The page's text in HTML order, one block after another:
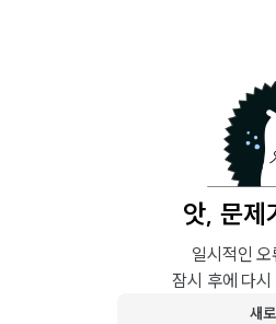
앗, 문제
일시적인
잠시 후에 다
새